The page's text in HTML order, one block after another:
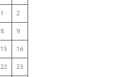
1 2
8 9
15 16
22 23